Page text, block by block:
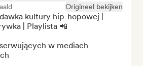
Origineel bekijken
kultury hip-hopowej |
| Playlista 📲
w mediach